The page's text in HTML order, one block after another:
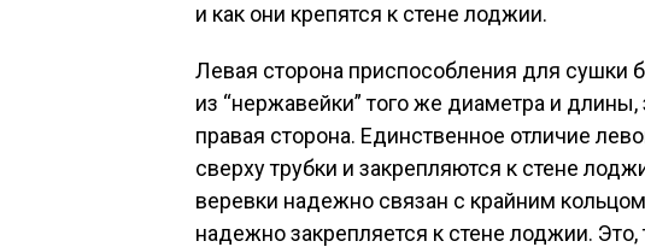
и как они крепятся к стене лоджии.
Левая сторона приспособления для сушки
из “нержавейки” того же диаметра и длины,
правая сторона. Единственное отличие
сверху трубки и закрепляются к стене
веревки надежно связан с крайним
надежно закрепляется к стене лоджии.